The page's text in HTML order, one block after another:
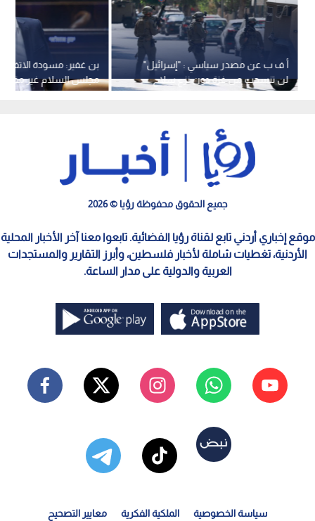
بن غفير: مسودة الاتفاق
مجلس السلام غير
أ ف ب عن مصدر سياسي : "إسرائيل"
لن تنسحب من غزة دون نزع سلاح
حماس "بشكل حقيقي"
جميع الحقوق محفوظة رؤيا © 2026
موقع إخباري أردني تابع لقناة رؤيا الفضائية. تابعوا معنا آخر الأخبار المحلية
الأردنية، تغطيات شاملة لأخبار فلسطين، وأبرز التقارير والمستجدات
العربية والدولية على مدار الساعة.
سياسة الخصوصية الملكية الفكرية معايير التصحيح